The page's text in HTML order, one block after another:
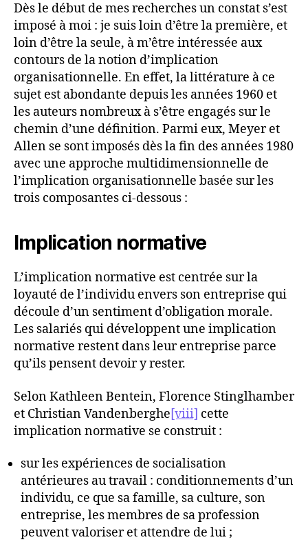
Dès le début de mes recherches un constat s’est
imposé à moi : je suis loin d’être la première, et
loin d’être la seule, à m’être intéressée aux
contours de la notion d’implication
organisationnelle. En effet, la littérature à ce
sujet est abondante depuis les années 1960 et
les auteurs nombreux à s’être engagés sur le
chemin d’une définition. Parmi eux, Meyer et
Allen se sont imposés dès la fin des années 1980
avec une approche multidimensionnelle de
l’implication organisationnelle basée sur les
trois composantes ci-dessous :
Implication normative
L’implication normative est centrée sur la
loyauté de l’individu envers son entreprise qui
découle d’un sentiment d’obligation morale.
Les salariés qui développent une implication
normative restent dans leur entreprise parce
qu’ils pensent devoir y rester.
Selon Kathleen Bentein, Florence Stinglhamber
et Christian Vandenberghe[viii] cette
implication normative se construit :
sur les expériences de socialisation
antérieures au travail : conditionnements d’un
individu, ce que sa famille, sa culture, son
entreprise, les membres de sa profession
peuvent valoriser et attendre de lui ;